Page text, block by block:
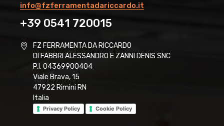
info@fzferramentadariccardo.it
+39 0541 720015
FZ FERRAMENTA DA RICCARDO
DI FABBRI ALESSANDRO E ZANNI DENIS SNC
P.I. 04369900404
Viale Brava, 15
47922 Rimini RN
Italia
Privacy Policy Cookie Policy